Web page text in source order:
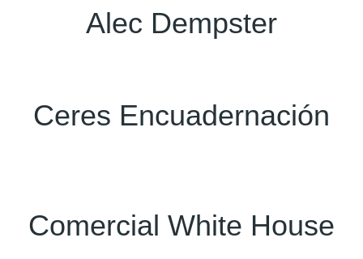
Alec Dempster
Ceres Encuadernación
Comercial White House